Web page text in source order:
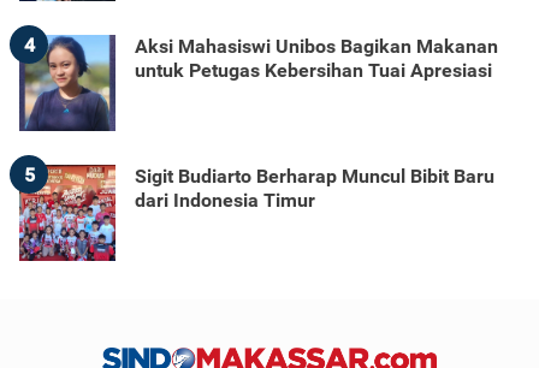
4
Aksi Mahasiswi Unibos Bagikan Makanan
untuk Petugas Kebersihan Tuai Apresiasi
5
Sigit Budiarto Berharap Muncul Bibit Baru
dari Indonesia Timur